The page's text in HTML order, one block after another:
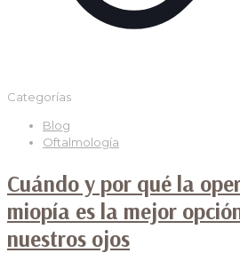
Categorías
Blog
Oftalmología
Cuándo y por qué la
miopía es la mejor
nuestros ojos